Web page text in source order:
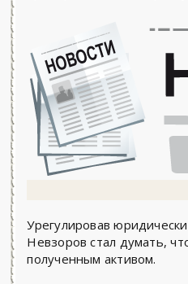
Урегулировав
Невзоров стал думать,
полученным активом.